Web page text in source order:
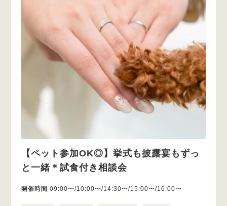
【ペット参加OK◎】挙式も披露宴もずっ
と一緒＊試食付き相談会
開催時間 09:00〜/10:00〜/14:30〜/15:00〜/16:00〜